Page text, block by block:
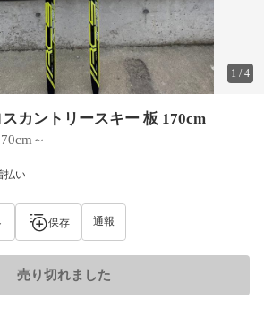
1 /4
カントリースキー 板 170cm
～
払い
保存 通報
売り切れました